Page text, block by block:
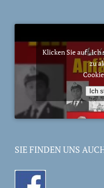
Klicken Sie auf „Ich
zu
Ich
SIE FINDEN UNS